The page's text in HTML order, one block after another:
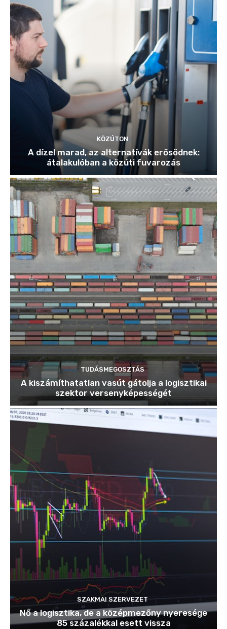
KÖZÚTON
A dízel marad, az alternatívák erősödnek:
átalakulóban a közúti fuvarozás
TUDÁSMEGOSZTÁS
A kiszámíthatatlan vasút gátolja a logisztikai
szektor versenyképességét
SZAKMAI SZERVEZET
Nő a logisztika, de a középmezőny nyeresége
85 százalékkal esett vissza